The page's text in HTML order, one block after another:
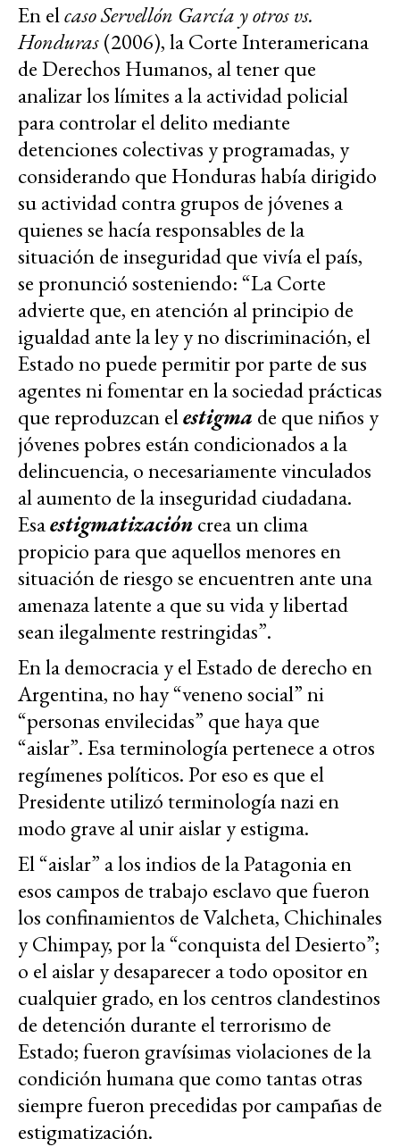
En elcaso Servellón García y otros vs.
Honduras(2006), la Corte Interamericana
de Derechos Humanos, al tener que
analizar los límites a la actividad policial
para controlar el delito mediante
detenciones colectivas y programadas, y
considerando que Honduras había dirigido
su actividad contra grupos de jóvenes a
quienes se hacía responsables de la
situación de inseguridad que vivía el país,
se pronunció sosteniendo: “La Corte
advierte que, en atención al principio de
igualdad ante la ley y no discriminación, el
Estado no puede permitir por parte de sus
agentes ni fomentar en la sociedad prácticas
que reproduzcan elestigma de que niños y
jóvenes pobres están condicionados a la
delincuencia, o necesariamente vinculados
al aumento de la inseguridad ciudadana.
Esaestigmatizacióncrea un clima
propicio para que aquellos menores en
situación de riesgo se encuentren ante una
amenaza latente a que su vida y libertad
sean ilegalmente restringidas”.
En la democracia y el Estado de derecho en
Argentina, no hay “veneno social” ni
“personas envilecidas” que haya que
“aislar”. Esa terminología pertenece a otros
regímenes políticos. Por eso es que el
Presidente utilizó terminología nazi en
modo grave al unir aislar y estigma.
El “aislar” a los indios de la Patagonia en
esos campos de trabajo esclavo que fueron
los confinamientos de Valcheta, Chichinales
y Chimpay, por la “conquista del Desierto”;
o el aislar y desaparecer a todo opositor en
cualquier grado, en los centros clandestinos
de detención durante el terrorismo de
Estado; fueron gravísimas violaciones de la
condición humana que como tantas otras
siempre fueron precedidas por campañas de
estigmatización.